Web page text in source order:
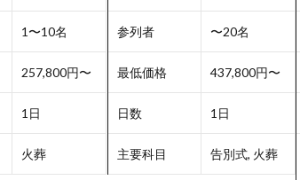
1〜10名
257,800円〜
1日
火葬
参列者 〜20名
最低価格 437,800円〜
日数 1日
主要科目 告別式, 火葬